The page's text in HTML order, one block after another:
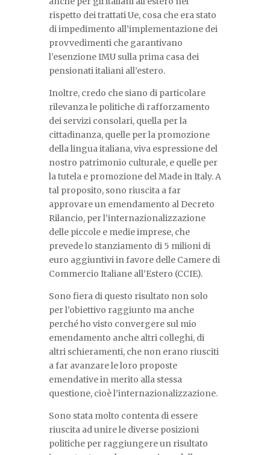
rispetto dei trattati Ue, cosa che era stato
di impedimento all’implementazione dei
provvedimenti che garantivano
l’esenzione IMU sulla prima casa dei
pensionati italiani all’estero.
Inoltre, credo che siano di particolare
rilevanza le politiche di rafforzamento
dei servizi consolari, quella per la
cittadinanza, quelle per la promozione
della lingua italiana, viva espressione del
nostro patrimonio culturale, e quelle per
la tutela e promozione del Made in Italy. A
tal proposito, sono riuscita a far
approvare un emendamento al Decreto
Rilancio, per l’internazionalizzazione
delle piccole e medie imprese, che
prevede lo stanziamento di 5 milioni di
euro aggiuntivi in favore delle Camere di
Commercio Italiane all’Estero (CCIE).
Sono fiera di questo risultato non solo
per l’obiettivo raggiunto ma anche
perché ho visto convergere sul mio
emendamento anche altri colleghi, di
altri schieramenti, che non erano riusciti
a far avanzare le loro proposte
emendative in merito alla stessa
questione, cioè l’internazionalizzazione.
Sono stata molto contenta di essere
riuscita ad unire le diverse posizioni
politiche per raggiungere un risultato